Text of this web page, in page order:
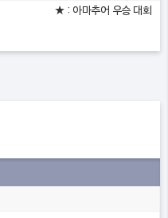
★ : 아마추어 우승 대회